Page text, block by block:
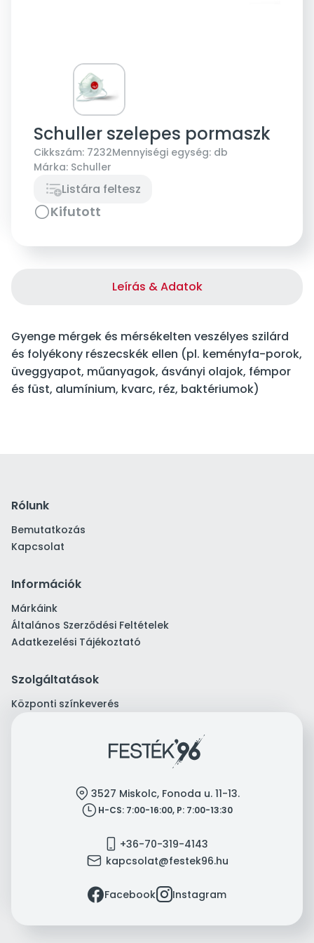
Schuller szelepes pormaszk
Cikkszám: 7232Mennyiségi egység: db
Márka: Schuller
Listára feltesz
Kifutott
Leírás & Adatok
Gyenge mérgek és mérsékelten veszélyes szilárd
és folyékony részecskék ellen (pl. keményfa-porok,
üveggyapot, műanyagok, ásványi olajok, fémpor
és füst, alumínium, kvarc, réz, baktériumok)
Rólunk
Bemutatkozás
Kapcsolat
Információk
Márkáink
Általános Szerződési Feltételek
Adatkezelési Tájékoztató
Szolgáltatások
Központi színkeverés
location 3527 Miskolc, Fonoda u. 11-13.
clock H-CS: 7:00-16:00, P: 7:00-13:30
mobile +36-70-319-4143
mail kapcsolat@festek96.hu
facebookFacebookinstagramInstagram